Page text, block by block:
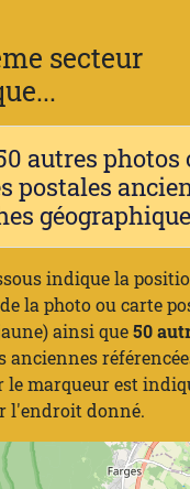
secteur
autres photos
postales
indique la
la photo ou carte
ainsi que50
anciennes
le marqueur est
l'endroit donné.